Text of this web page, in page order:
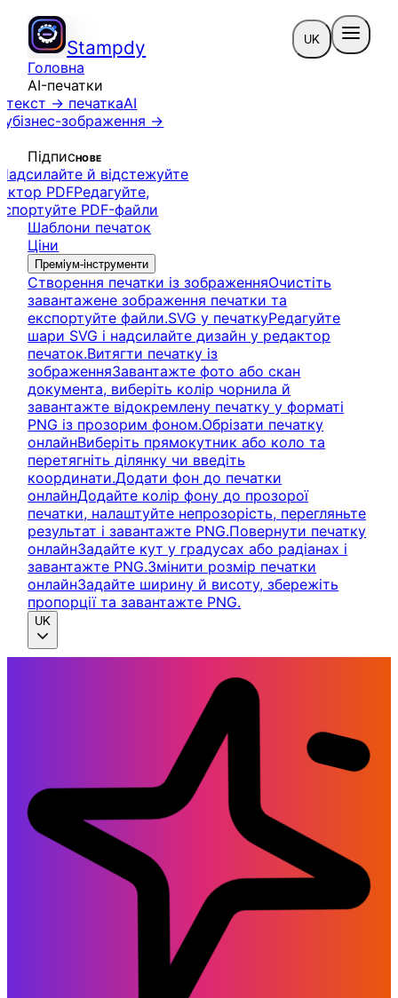
Stampdy UK
Головна
AI-печатки
текст → печаткаAI
бізнес-зображення →
ПідписНОВЕ
й відстежуйте
PDFРедагуйте,
PDF-файли
Шаблони печаток
Ціни
Преміум-інструменти
Створення печатки із зображенняОчистіть
завантажене зображення печатки та
експортуйте файли.SVG у печаткуРедагуйте
шари SVG і надсилайте дизайн у редактор
печаток.Витягти печатку із
зображенняЗавантажте фото або скан
документа, виберіть колір чорнила й
завантажте відокремлену печатку у форматі
PNG із прозорим фоном.Обрізати печатку
онлайнВиберіть прямокутник або коло та
перетягніть ділянку чи введіть
координати.Додати фон до печатки
онлайнДодайте колір фону до прозорої
печатки, налаштуйте непрозорість, перегляньте
результат і завантажте PNG.Повернути печатку
онлайнЗадайте кут у градусах або радіанах і
завантажте PNG.Змінити розмір печатки
онлайнЗадайте ширину й висоту, збережіть
пропорції та завантажте PNG.
UK